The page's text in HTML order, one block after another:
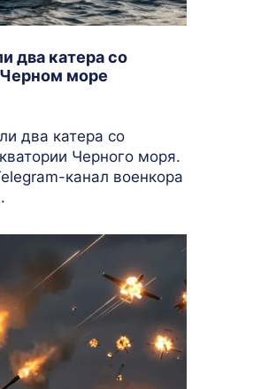
два катера со
море
два катера со
Черного моря.
канал военкора